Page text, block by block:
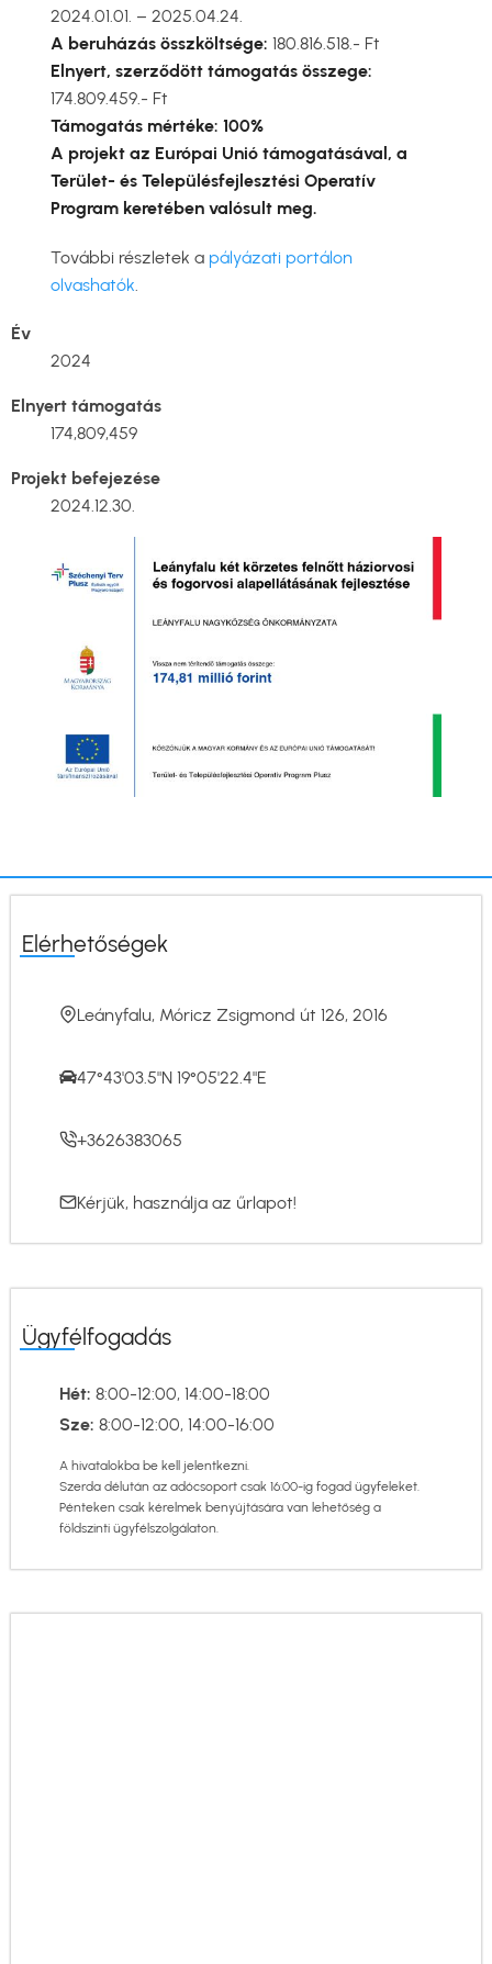
2024.01.01. – 2025.04.24.
A beruházás összköltsége: 180.816.518.- Ft
Elnyert, szerződött támogatás összege:
174.809.459.- Ft
Támogatás mértéke: 100%
A projekt az Európai Unió támogatásával, a
Terület- és Településfejlesztési Operatív
Program keretében valósult meg.
További részletek a pályázati portálon
olvashatók
Év
2024
Elnyert támogatás
174,809,459
Projekt befejezése
2024.12.30.
Elérhetőségek
Leányfalu, Móricz Zsigmond út 126, 2016
47°43'03.5"N 19°05'22.4"E
+3626383065
Kérjük, használja az űrlapot!
Ügyfélfogadás
Hét: 8:00-12:00, 14:00-18:00
Sze: 8:00-12:00, 14:00-16:00
A hivatalokba be kell jelentkezni.
Szerda délután az adócsoport csak 16:00-ig fogad ügyfeleket.
Pénteken csak kérelmek benyújtására van lehetőség a
földszinti ügyfélszolgálaton.